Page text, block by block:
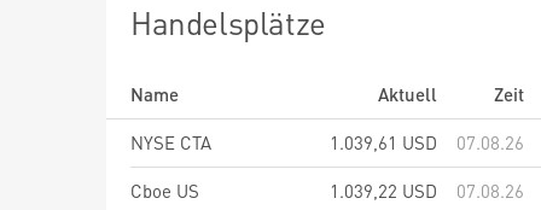
Handelsplätze
Name Aktuell
Zeit
NYSE CTA
1.039,61 USD
07.08.26
Cboe US
1.039,22 USD
07.08.26